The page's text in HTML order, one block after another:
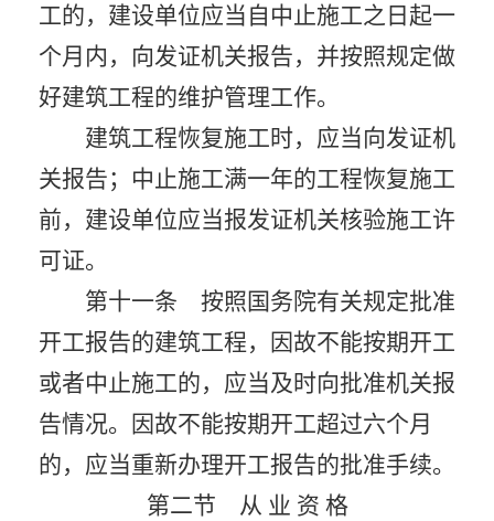
工的，建设单位应当自中止施工之日起一
个月内，向发证机关报告，并按照规定做
好建筑工程的维护管理工作。
建筑工程恢复施工时，应当向发证机
关报告；中止施工满一年的工程恢复施工
前，建设单位应当报发证机关核验施工许
可证。
第十一条 按照国务院有关规定批准
开工报告的建筑工程，因故不能按期开工
或者中止施工的，应当及时向批准机关报
告情况。因故不能按期开工超过六个月
的，应当重新办理开工报告的批准手续。
第二节 从 业 资 格